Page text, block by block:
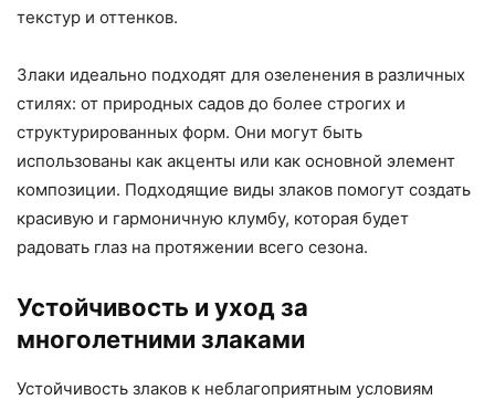
текстур и оттенков.
Злаки идеально подходят для озеленения в различных
стилях: от природных садов до более строгих и
структурированных форм. Они могут быть
использованы как акценты или как основной элемент
композиции. Подходящие виды злаков помогут создать
красивую и гармоничную клумбу, которая будет
радовать глаз на протяжении всего сезона.
Устойчивость и уход за
многолетними злаками
Устойчивость злаков к неблагоприятным условиям